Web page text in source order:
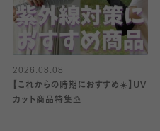
2026.08.08
【これからの時期におすすめ☀️】UV
カット商品特集⛱️